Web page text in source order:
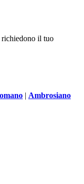
richiedono il tuo
| Ambrosiano